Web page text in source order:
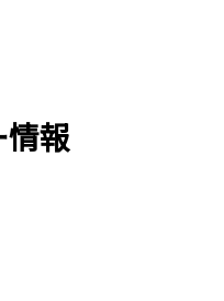
情報